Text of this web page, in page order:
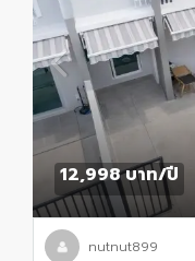
12,998 บาท/ปี
nutnut899